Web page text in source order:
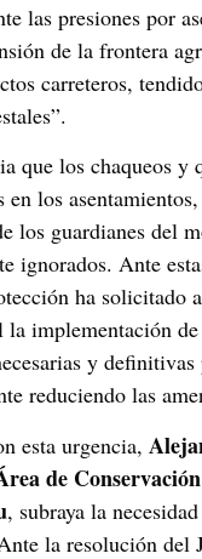
las presiones por
de la frontera
carreteros,
que los chaqueos y
en los
los guardianes del
ignorados. Ante
ha solicitado
la implementación
y definitivas
reduciendo las
esta urgencia,
de
, subraya la
la resolución del